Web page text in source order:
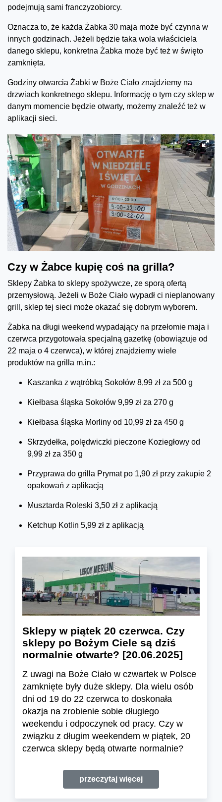
podejmują sami franczyzobiorcy.
Oznacza to, że każda Żabka 30 maja może być czynna w
innych godzinach. Jeżeli będzie taka wola właściciela
danego sklepu, konkretna Żabka może być też w święto
zamknięta.
Godziny otwarcia Żabki w Boże Ciało znajdziemy na
drzwiach konkretnego sklepu. Informację o tym czy sklep w
danym momencie będzie otwarty, możemy znaleźć też w
aplikacji sieci.
Czy w Żabce kupię coś na grilla?
Sklepy Żabka to sklepy spożywcze, ze sporą ofertą
przemysłową. Jeżeli w Boże Ciało wypadł ci nieplanowany
grill, sklep tej sieci może okazać się dobrym wyborem.
Żabka na długi weekend wypadający na przełomie maja i
czerwca przygotowała specjalną gazetkę (obowiązuje od
22 maja o 4 czerwca), w której znajdziemy wiele
produktów na grilla m.in.:
Kaszanka z wątróbką Sokołów 8,99 zł za 500 g
Kiełbasa śląska Sokołów 9,99 zł za 270 g
Kiełbasa śląska Morliny od 10,99 zł za 450 g
Skrzydełka, polędwiczki pieczone Koziegłowy od
9,99 zł za 350 g
Przyprawa do grilla Prymat po 1,90 zł przy zakupie 2
opakowań z aplikacją
Musztarda Roleski 3,50 zł z aplikacją
Ketchup Kotlin 5,99 zł z aplikacją
Sklepy w piątek 20 czerwca. Czy
sklepy po Bożym Ciele są dziś
normalnie otwarte? [20.06.2025]
Z uwagi na Boże Ciało w czwartek w Polsce
zamknięte były duże sklepy. Dla wielu osób
dni od 19 do 22 czerwca to doskonała
okazja na zrobienie sobie długiego
weekendu i odpoczynek od pracy. Czy w
związku z długim weekendem w piątek, 20
czerwca sklepy będą otwarte normalnie?
przeczytaj więcej